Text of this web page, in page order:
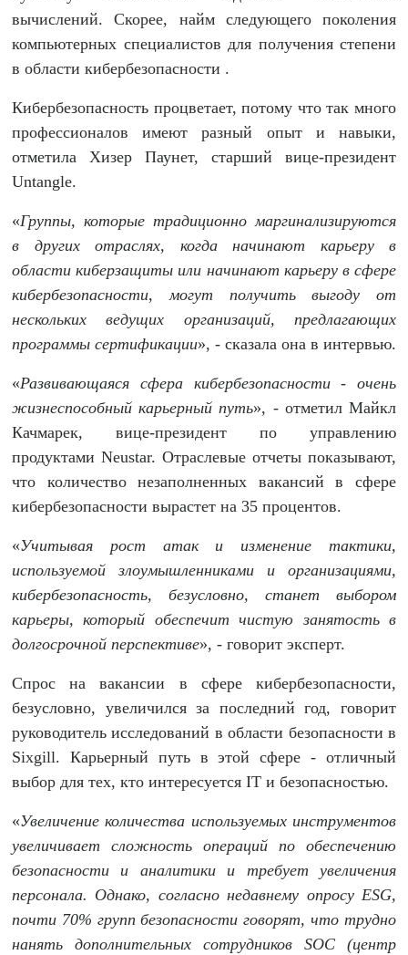
вычислений. Скорее, найм следующего поколения
компьютерных специалистов для получения степени
в области кибербезопасности .
Кибербезопасность процветает, потому что так много
профессионалов имеют разный опыт и навыки,
отметила Хизер Паунет, старший вице-президент
Untangle.
«Группы, которые традиционно маргинализируются
в других отраслях, когда начинают карьеру в
областикиберзащиты или начинают карьеру в сфере
кибербезопасности, могут получить выгоду от
нескольких ведущих организаций, предлагающих
программы сертификации», - сказала она в интервью.
«Развивающаяся сфера кибербезопасности - очень
жизнеспособный карьерный путь», - отметил Майкл
Качмарек, вице-президент по управлению
продуктами Neustar. Отраслевые отчеты показывают,
что количество незаполненных вакансий в сфере
кибербезопасности вырастет на 35 процентов.
«Учитывая рост атак и изменение тактики,
используемой злоумышленниками и организациями,
кибербезопасность, безусловно, станет выбором
карьеры, который обеспечит чистую занятость в
долгосрочной перспективе», - говорит эксперт.
Спрос на вакансии в сфере кибербезопасности,
безусловно, увеличился за последний год, говорит
руководитель исследований в области безопасности в
Sixgill. Карьерный путь в этой сфере - отличный
выбор для тех, кто интересуется IТ и безопасностью.
«Увеличение количества используемых инструментов
увеличивает сложность операций по обеспечению
безопасности и аналитики и требует увеличения
персонала. Однако, согласно недавнему опросу ESG,
почти 70% групп безопасности говорят, что трудно
нанять дополнительных cотрудников SOC (центр